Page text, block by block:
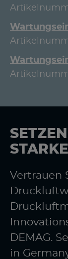
Vertrauen
DEMAG.
in